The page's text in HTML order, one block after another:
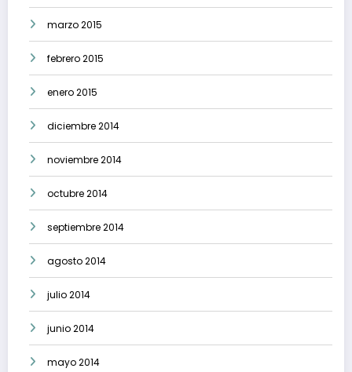
marzo 2015
febrero 2015
enero 2015
diciembre 2014
noviembre 2014
octubre 2014
septiembre 2014
agosto 2014
julio 2014
junio 2014
mayo 2014